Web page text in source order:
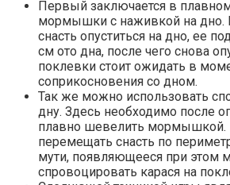
Первый заключается в
мормышки с наживкой на дно.
снасть опуститься на дно, ее
см ото дна, после чего снова
поклевки стоит ожидать в
соприкосновения со дном.
Так же можно использовать
дну. Здесь необходимо после
плавно шевелить
перемещать снасть по
мути, появляющееся при этом
спровоцировать карася на